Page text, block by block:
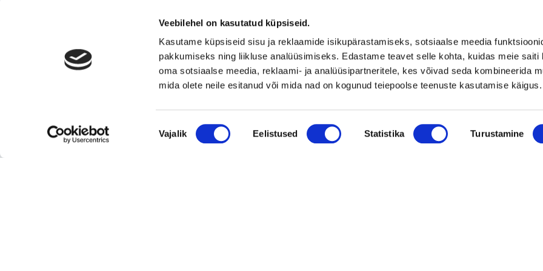
Veebilehel on kasutatud küpsiseid.
Kasutame küpsiseid sisu ja reklaamide isikupärastamiseks, sotsiaalse meedia
pakkumiseks ning liikluse analüüsimiseks. Edastame teavet selle kohta, kuidas meie saiti
oma sotsiaalse meedia, reklaami- ja analüüsipartneritele, kes võivad seda kombineerida
mida olete neile esitanud või mida nad on kogunud teiepoolse teenuste kasutamise käigus.
Nõusoleku
valik
Vajalik Eelistused Statistika Turustamine
Viimsi Lihapood – 35 aastat turul olnud kohalik
Eesti moebränd, mis pakub kvaliteetseid ja
ainulaadseid naisterõivaid.
Tugeva turupositsiooniga 3D printimise ja
tekstiilkompensaatorite projekteerija ja tootja.
Vaata kõiki